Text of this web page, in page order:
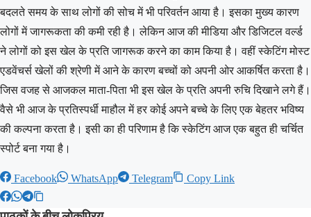
बदलते समय के साथ लोगों की सोच में भी परिवर्तन आया है। इसका मुख्य कारण
लोगों में जागरूकता की कमी रही है। लेकिन आज की मीडिया और डिजिटल वर्ल्ड
ने लोगों को इस खेल के प्रति जागरूक करने का काम किया है। वहीं स्केटिंग मोस्ट
एडवेंचर्स खेलों की श्रेणी में आने के कारण बच्चों को अपनी ओर आकर्षित करता है।
जिस वजह से आजकल माता-पिता भी इस खेल के प्रति अपनी रुचि दिखाने लगे हैं।
वैसे भी आज के प्रतिस्पर्धी माहौल में हर कोई अपने बच्चे के लिए एक बेहतर भविष्य
की कल्पना करता है। इसी का ही परिणाम है कि स्केटिंग आज एक बहुत ही चर्चित
स्पोर्ट बना गया है।
Facebook WhatsApp Telegram Copy Link